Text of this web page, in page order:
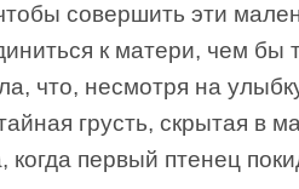
совершить эти
к матери, чем бы
что, несмотря на
грусть, скрытая в
когда первый птенец